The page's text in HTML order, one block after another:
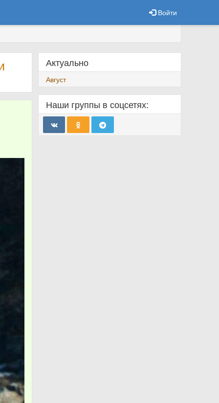
Войти
Актуально
Август
Наши группы в соцсетях: